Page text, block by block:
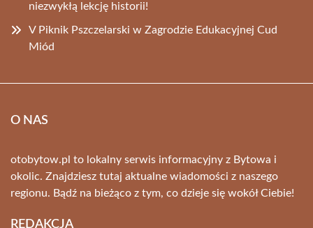
niezwykłą lekcję historii!
V Piknik Pszczelarski w Zagrodzie Edukacyjnej Cud
Miód
O NAS
otobytow.pl to lokalny serwis informacyjny z Bytowa i
okolic. Znajdziesz tutaj aktualne wiadomości z naszego
regionu. Bądź na bieżąco z tym, co dzieje się wokół Ciebie!
REDAKCJA